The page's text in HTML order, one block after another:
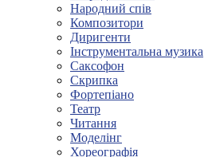
Народний спів
Композитори
Диригенти
Інструментальна музика
Саксофон
Скрипка
Фортепіано
Театр
Читання
Моделінг
Хореографія